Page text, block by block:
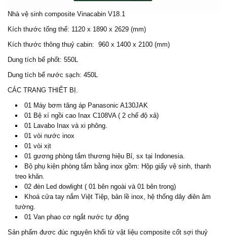
Nhà vệ sinh composite Vinacabin V18.1
Kích thước tổng thể: 1120 x 1890 x 2629 (mm)
Kích thước thông thuỷ cabin: 960 x 1400 x 2100 (mm)
Dung tích bể phốt: 550L
Dung tích bể nước sạch: 450L
CÁC TRANG THIẾT BỊ.
01 Máy bơm tăng áp Panasonic A130JAK
01 Bệ xí ngồi cao Inax C108VA ( 2 chế độ xả)
01 Lavabo Inax và xi phông.
01 vòi nước inox
01 vòi xịt
01 gương phòng tắm thương hiệu Bỉ, sx tại Indonesia.
Bộ phụ kiện phòng tắm bằng inox gồm: Hộp giấy vệ sinh, thanh
treo khăn.
02 đèn Led dowlight ( 01 bên ngoài và 01 bên trong)
Khoá cửa tay nắm Việt Tiệp, bản lề inox, hệ thống dây điên âm
tường.
01 Van phao cơ ngắt nước tự động
Sản phẩm đươc đúc nguyên khối từ vật liệu composite cốt sợi thuỷ